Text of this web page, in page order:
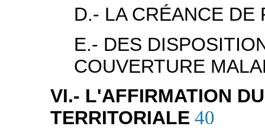
D.- LA CRÉANCE DE
E.- DES
COUVERTURE
VI.- L'AFFIRMATION
TERRITORIALE 40